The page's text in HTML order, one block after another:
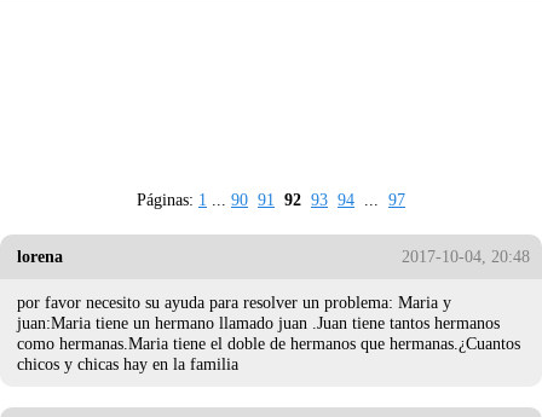
Páginas: 1 ... 90 91 92 93 94 ... 97
lorena 2017-10-04, 20:48
por favor necesito su ayuda para resolver un problema: Maria y
juan:Maria tiene un hermano llamado juan .Juan tiene tantos hermanos
como hermanas.Maria tiene el doble de hermanos que hermanas.¿Cuantos
chicos y chicas hay en la familia